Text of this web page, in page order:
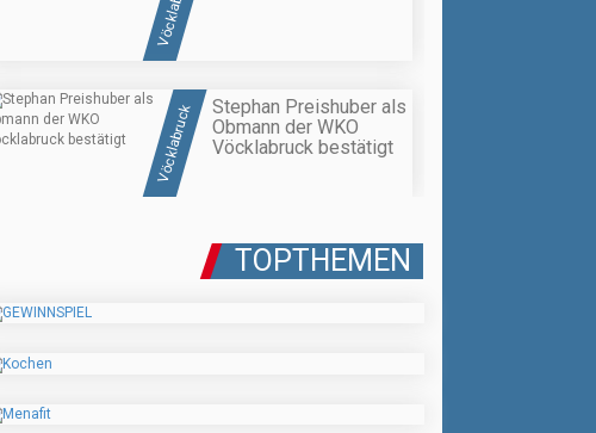
Vöcklabruck
Stephan Preishuber als
Obmann der WKO
Vöcklabruck bestätigt
TOPTHEMEN